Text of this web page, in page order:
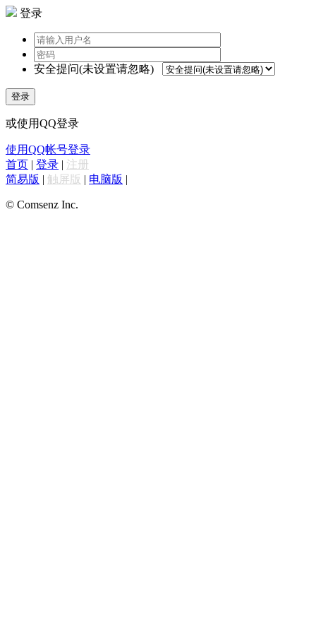
登录
安全提问(未设置请忽略)
登录
或使用QQ登录
使用QQ帐号登录
首页 | 登录 | 注册
简易版 | 触屏版 | 电脑版 |
© Comsenz Inc.